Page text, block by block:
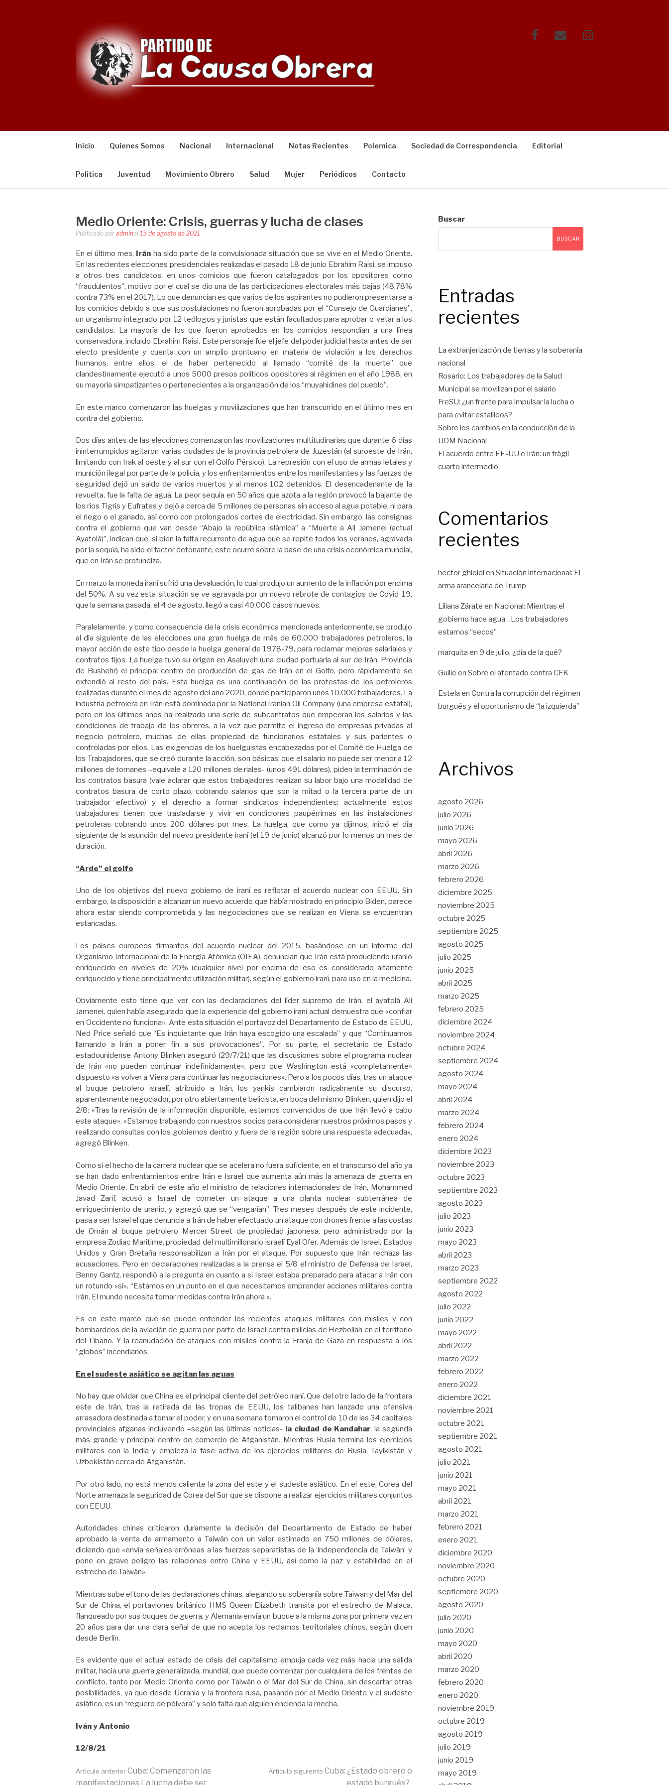
FacebookCorreo Instagram
Inicio Quienes Somos Nacional Internacional Notas Recientes Polemica Sociedad de Correspondencia Editorial
Politica Juventud Movimiento Obrero Salud Mujer Periódicos Contacto
Medio Oriente: Crisis, guerras y lucha de clases
Publicado por adminel 13 de agosto de 2021
En el último mes, Irán ha sido parte de la convulsionada situación que se vive en el Medio Oriente.
En las recientes elecciones presidenciales realizadas el pasado 18 de junio Ebrahim Raisi, se impuso
a otros tres candidatos, en unos comicios que fueron catalogados por los opositores como
“fraudulentos”, motivo por el cual se dio una de las participaciones electorales más bajas (48.78%
contra 73% en el 2017). Lo que denuncian es que varios de los aspirantes no pudieron presentarse a
los comicios debido a que sus postulaciones no fueron aprobadas por el “Consejo de Guardianes”,
un organismo integrado por 12 teólogos y juristas que están facultados para aprobar o vetar a los
candidatos. La mayoría de los que fueron aprobados en los comicios respondían a una línea
conservadora, incluido Ebrahim Raisi. Este personaje fue el jefe del poder judicial hasta antes de ser
electo presidente y cuenta con un amplio prontuario en materia de violación a los derechos
humanos, entre ellos, el de haber pertenecido al llamado “comité de la muerte” que
clandestinamente ejecutó a unos 5000 presos políticos opositores al régimen en el año 1988, en
su mayoría simpatizantes o pertenecientes a la organización de los “muyahidines del pueblo”.
En este marco comenzaron las huelgas y movilizaciones que han transcurrido en el último mes en
contra del gobierno.
Dos días antes de las elecciones comenzaron las movilizaciones multitudinarias que durante 6 días
ininterrumpidos agitaron varias ciudades de la provincia petrolera de Juzestán (al suroeste de Irán,
limitando con Irak al oeste y al sur con el Golfo Pérsico). La represión con el uso de armas letales y
munición ilegal por parte de la policía, y los enfrentamientos entre los manifestantes y las fuerzas de
seguridad dejó un saldo de varios muertos y al menos 102 detenidos. El desencadenante de la
revuelta, fue la falta de agua. La peor sequía en 50 años que azota a la región provocó la bajante de
los ríos Tigris y Eufrates y dejó a cerca de 5 millones de personas sin acceso al agua potable, ni para
el riego o el ganado, así como con prolongados cortes de electricidad. Sin embargo, las consignas
contra el gobierno que van desde “Abajo la república islámica” a “Muerte a Ali Jamenei (actual
Ayatolá)”, indican que, si bien la falta recurrente de agua que se repite todos los veranos, agravada
por la sequía, ha sido el factor detonante, este ocurre sobre la base de una crisis económica mundial,
que en Irán se profundiza.
En marzo la moneda iraní sufrió una devaluación, lo cual produjo un aumento de la inflación por encima
del 50%. A su vez esta situación se ve agravada por un nuevo rebrote de contagios de Covid-19,
que la semana pasada, el 4 de agosto, llegó a casi 40,000 casos nuevos.
Paralelamente, y como consecuencia de la crisis económica mencionada anteriormente, se produjo
al día siguiente de las elecciones una gran huelga de más de 60.000 trabajadores petroleros, la
mayor acción de este tipo desde la huelga general de 1978-79, para reclamar mejoras salariales y
contratos fijos. La huelga tuvo su origen en Asaluyeh (una ciudad portuaria al sur de Irán, Provincia
de Bushehr) el principal centro de producción de gas de Irán en el Golfo, pero rápidamente se
extendió al resto del país. Esta huelga es una continuación de las protestas de los petroleros
realizadas durante el mes de agosto del año 2020, donde participaron unos 10.000 trabajadores. La
industria petrolera en Irán está dominada por la National Iranian Oil Company (una empresa estatal),
pero en los últimos años ha realizado una serie de subcontratos que empeoran los salarios y las
condiciones de trabajo de los obreros, a la vez que permite el ingreso de empresas privadas al
negocio petrolero, muchas de ellas propiedad de funcionarios estatales y sus parientes o
controladas por ellos. Las exigencias de los huelguistas encabezados por el Comité de Huelga de
los Trabajadores, que se creó durante la acción, son básicas: que el salario no puede ser menor a 12
millones de tomanes –equivale a 120 millones de riales- (unos 491 dólares), piden la terminación de
los contratos basura (vale aclarar que estos trabajadores realizan su labor bajo una modalidad de
contratos basura de corto plazo, cobrando salarios que son la mitad o la tercera parte de un
trabajador efectivo) y el derecho a formar sindicatos independientes; actualmente estos
trabajadores tienen que trasladarse y vivir en condiciones paupérrimas en las instalaciones
petroleras cobrando unos 200 dólares por mes. La huelga, que como ya dijimos, inició el día
siguiente de la asunción del nuevo presidente iraní (el 19 de junio) alcanzó por lo menos un mes de
duración.
“Arde” el golfo
Uno de los objetivos del nuevo gobierno de iraní es reflotar el acuerdo nuclear con EEUU. Sin
embargo, la disposición a alcanzar un nuevo acuerdo que había mostrado en principio Biden, parece
ahora estar siendo comprometida y las negociaciones que se realizan en Viena se encuentran
estancadas.
Los países europeos firmantes del acuerdo nuclear del 2015, basándose en un informe del
Organismo Internacional de la Energía Atómica (OIEA), denuncian que Irán está produciendo uranio
enriquecido en niveles de 20% (cualquier nivel por encima de eso es considerado altamente
enriquecido y tiene principalmente utilización militar), según el gobierno iraní, para uso en la medicina.
Obviamente esto tiene que ver con las declaraciones del líder supremo de Irán, el ayatolá Ali
Jamenei, quien había asegurado que la experiencia del gobierno iraní actual demuestra que «confiar
en Occidente no funciona». Ante esta situación el portavoz del Departamento de Estado de EEUU,
Ned Price señaló que “Es inquietante que Irán haya escogido una escalada” y que “Continuamos
llamando a Irán a poner fin a sus provocaciones”. Por su parte, el secretario de Estado
estadounidense Antony Blinken aseguró (29/7/21) que las discusiones sobre el programa nuclear
de Irán «no pueden continuar indefinidamente», pero que Washington está «completamente»
dispuesto «a volver a Viena para continuar las negociaciones». Pero a los pocos días, tras un ataque
al buque petrolero israelí, atribuido a Irán, los yankis cambiaron radicalmente su discurso,
aparentemente negociador, por otro abiertamente belicista, en boca del mismo Blinken, quien dijo el
2/8: «Tras la revisión de la información disponible, estamos convencidos de que Irán llevó a cabo
este ataque». «Estamos trabajando con nuestros socios para considerar nuestros próximos pasos y
realizando consultas con los gobiernos dentro y fuera de la región sobre una respuesta adecuada»,
agregó Blinken.
Como si el hecho de la carrera nuclear que se acelera no fuera suficiente, en el transcurso del año ya
se han dado enfrentamientos entre Irán e Israel que aumenta aún más la amenaza de guerra en
Medio Oriente. En abril de este año el ministro de relaciones internacionales de Irán, Mohammed
Javad Zarif, acusó a Israel de cometer un ataque a una planta nuclear subterránea de
enriquecimiento de uranio, y agregó que se “vengarían”. Tres meses después de este incidente,
pasa a ser Israel el que denuncia a Irán de haber efectuado un ataque con drones frente a las costas
de Omán al buque petrolero Mercer Street de propiedad japonesa, pero administrado por la
empresa Zodiac Maritime, propiedad del multimillonario israelí Eyal Ofer. Además de Israel, Estados
Unidos y Gran Bretaña responsabilizan a Irán por el ataque. Por supuesto que Irán rechaza las
acusaciones. Pero en declaraciones realizadas a la prensa el 5/8 el ministro de Defensa de Israel,
Benny Gantz, respondió a la pregunta en cuanto a si Israel estaba preparado para atacar a Irán con
un rotundo «sí». “Estamos en un punto en el que necesitamos emprender acciones militares contra
Irán. El mundo necesita tomar medidas contra Irán ahora «.
Es en este marco que se puede entender los recientes ataques militares con misiles y con
bombardeos de la aviación de guerra por parte de Israel contra milicias de Hezbollah en el territorio
del Líbano. Y la reanudación de ataques con misiles contra la Franja de Gaza en respuesta a los
“globos” incendiarios.
En el sudeste asiático se agitan las aguas
No hay que olvidar que China es el principal cliente del petróleo iraní. Que del otro lado de la frontera
este de Irán, tras la retirada de las tropas de EEUU, los talibanes han lanzado una ofensiva
arrasadora destinada a tomar el poder, y en una semana tomaron el control de 10 de las 34 capitales
provinciales afganas incluyendo –según las últimas noticias- la ciudad de Kandahar, la segunda
más grande y principal centro de comercio de Afganistán. Mientras Rusia termina los ejercicios
militares con la India y empieza la fase activa de los ejercicios militares de Rusia, Tayikistán y
Uzbekistán cerca de Afganistán.
Por otro lado, no está menos caliente la zona del este y el sudeste asiático. En el este, Corea del
Norte amenaza la seguridad de Corea del Sur que se dispone a realizar ejercicios militares conjuntos
con EEUU.
Autoridades chinas criticaron duramente la decisión del Departamento de Estado de haber
aprobado la venta de armamento a Taiwán con un valor estimado en 750 millones de dólares,
diciendo que «envía señales erróneas a las fuerzas separatistas de la ‘independencia de Taiwán’ y
pone en grave peligro las relaciones entre China y EEUU, así como la paz y estabilidad en el
estrecho de Taiwán».
Mientras sube el tono de las declaraciones chinas, alegando su soberanía sobre Taiwan y del Mar del
Sur de China, el portaviones británico HMS Queen Elizabeth transita por el estrecho de Malaca,
flanqueado por sus buques de guerra, y Alemania envía un buque a la misma zona por primera vez en
20 años para dar una clara señal de que no acepta los reclamos territoriales chinos, según dicen
desde Berlín.
Es evidente que el actual estado de crisis del capitalismo empuja cada vez más hacia una salida
militar, hacia una guerra generalizada, mundial, que puede comenzar por cualquiera de los frentes de
conflicto, tanto por Medio Oriente como por Taiwán o el Mar del Sur de China, sin descartar otras
posibilidades, ya que desde Ucrania y la frontera rusa, pasando por el Medio Oriente y el sudeste
asiático, es un “reguero de pólvora” y solo falta que alguien encienda la mecha.
Iván y Antonio
12/8/21
Artículo anteriorCuba: Comenzaron las
manifestaciones La lucha debe ser
Artículo siguiente Cuba: ¿Estado obrero o
estado burgués?
Buscar
BUSCAR
Entradas
recientes
La extranjerización de tierras y la soberanía
nacional
Rosario: Los trabajadores de la Salud
Municipal se movilizan por el salario
FreSU: ¿un frente para impulsar la lucha o
para evitar estallidos?
Sobre los cambios en la conducción de la
UOM Nacional
El acuerdo entre EE-UU e Irán: un frágil
cuarto intermedio
Comentarios
recientes
hector ghioldi en Situación internacional: El
arma arancelaria de Trump
Liliana Zárate en Nacional: Mientras el
gobierno hace agua…Los trabajadores
estamos “secos”
marquita en 9 de julio, ¿día de la qué?
Guille en Sobre el atentado contra CFK
Estela en Contra la corrupción del régimen
burgués y el oportunismo de “la izquierda”
Archivos
agosto 2026
julio 2026
junio 2026
mayo 2026
abril 2026
marzo 2026
febrero 2026
diciembre 2025
noviembre 2025
octubre 2025
septiembre 2025
agosto 2025
julio 2025
junio 2025
abril 2025
marzo 2025
febrero 2025
diciembre 2024
noviembre 2024
octubre 2024
septiembre 2024
agosto 2024
mayo 2024
abril 2024
marzo 2024
febrero 2024
enero 2024
diciembre 2023
noviembre 2023
octubre 2023
septiembre 2023
agosto 2023
julio 2023
junio 2023
mayo 2023
abril 2023
marzo 2023
septiembre 2022
agosto 2022
julio 2022
junio 2022
mayo 2022
abril 2022
marzo 2022
febrero 2022
enero 2022
diciembre 2021
noviembre 2021
octubre 2021
septiembre 2021
agosto 2021
julio 2021
junio 2021
mayo 2021
abril 2021
marzo 2021
febrero 2021
enero 2021
diciembre 2020
noviembre 2020
octubre 2020
septiembre 2020
agosto 2020
julio 2020
junio 2020
mayo 2020
abril 2020
marzo 2020
febrero 2020
enero 2020
noviembre 2019
octubre 2019
agosto 2019
julio 2019
junio 2019
mayo 2019